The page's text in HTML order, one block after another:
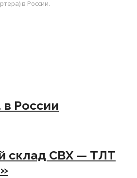
в России.
России
склад СВХ — ТЛТ